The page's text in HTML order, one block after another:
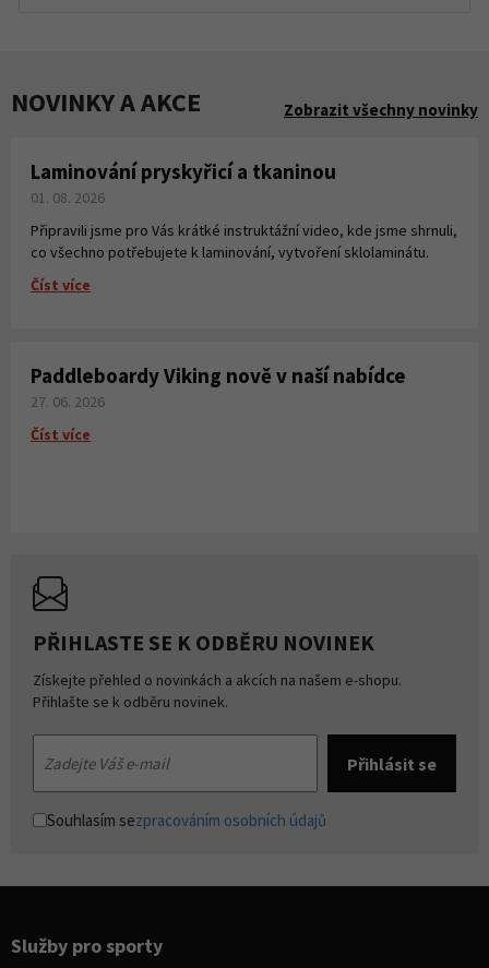
NOVINKY A AKCE Zobrazit všechny novinky
Laminování pryskyřicí a tkaninou
01. 08. 2026
Připravili jsme pro Vás krátké instruktážní video, kde jsme shrnuli,
co všechno potřebujete k laminování, vytvoření sklolaminátu.
Číst více
Paddleboardy Viking nově v naší nabídce
27. 06. 2026
Číst více
PŘIHLASTE SE K ODBĚRU NOVINEK
Získejte přehled o novinkách a akcích na našem e-shopu.
Přihlašte se k odběru novinek.
Souhlasím sezpracováním osobních údajů
Služby pro sporty